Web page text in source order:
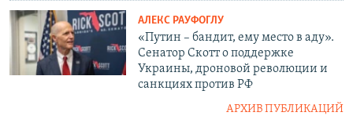
АЛЕКС РАУФОГЛУ
«Путин – бандит, ему место в аду».
Сенатор Скотт о поддержке
Украины, дроновой революции и
санкциях против РФ
АРХИВ ПУБЛИКАЦИЙ